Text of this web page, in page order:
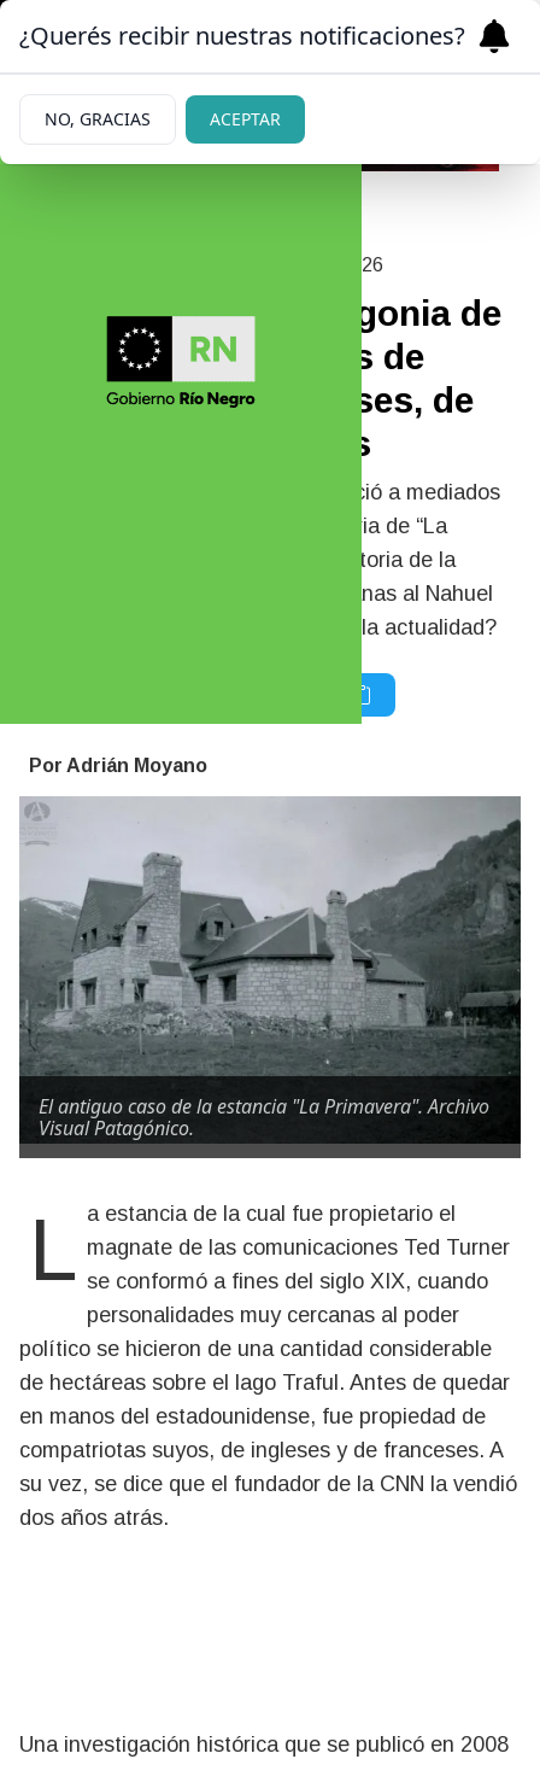
10/05/2026
La estancia en Patagonia de
Ted Turner fue antes de
otros estadounidenses, de
ingleses y franceses
El magnate que fundó la CNN falleció a mediados
de la semana que finaliza. La historia de “La
Primavera” dice mucho sobre la historia de la
tenencia de la tierra en áreas cercanas al Nahuel
Huapi. ¿Quién es su propietario en la actualidad?
Por Adrián Moyano
El antiguo caso de la estancia "La Primavera". Archivo
Visual Patagónico.
La estancia de la cual fue propietario el magnate de las comunicaciones Ted Turner
se conformó a fines del siglo XIX, cuando
personalidades muy cercanas al poder
político se hicieron de una cantidad considerable
de hectáreas sobre el lago Traful. Antes de quedar
en manos del estadounidense, fue propiedad de
compatriotas suyos, de ingleses y de franceses. A
su vez, se dice que el fundador de la CNN la vendió
dos años atrás.
Una investigación histórica que se publicó en 2008
¿Querés recibir nuestras notificaciones?
NO, GRACIAS ACEPTAR